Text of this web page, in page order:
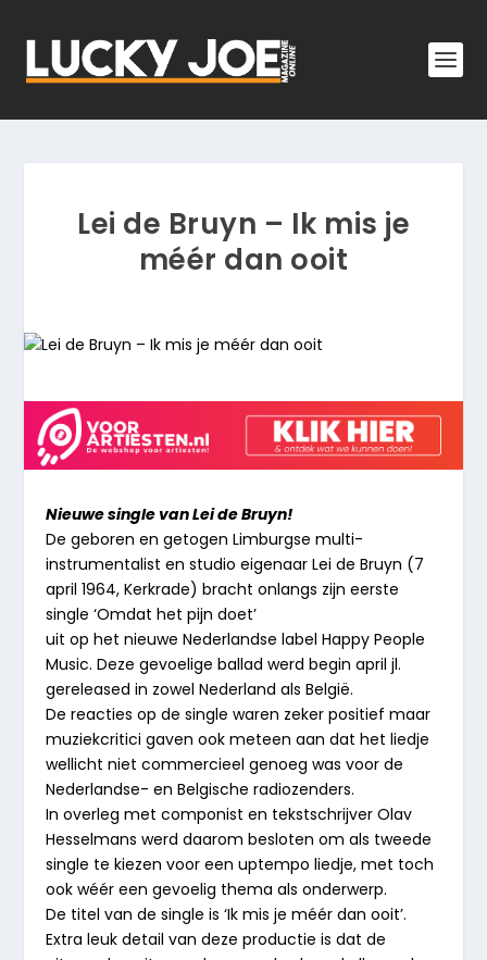
Lei de Bruyn – Ik mis je
méér dan ooit
Nieuwe single van Lei de Bruyn!
De geboren en getogen Limburgse multi-
instrumentalist en studio eigenaar Lei de Bruyn (7
april 1964, Kerkrade) bracht onlangs zijn eerste
single ‘Omdat het pijn doet’
uit op het nieuwe Nederlandse label Happy People
Music. Deze gevoelige ballad werd begin april jl.
gereleased in zowel Nederland als België.
De reacties op de single waren zeker positief maar
muziekcritici gaven ook meteen aan dat het liedje
wellicht niet commercieel genoeg was voor de
Nederlandse- en Belgische radiozenders.
In overleg met componist en tekstschrijver Olav
Hesselmans werd daarom besloten om als tweede
single te kiezen voor een uptempo liedje, met toch
ook wéér een gevoelig thema als onderwerp.
De titel van de single is ‘Ik mis je méér dan ooit’.
Extra leuk detail van deze productie is dat de